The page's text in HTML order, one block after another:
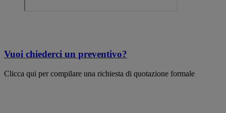
Vuoi chiederci un preventivo?
Clicca qui per compilare una richiesta di quotazione formale